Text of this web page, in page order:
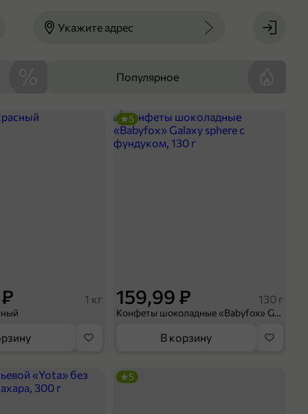
Укажите адрес
Популярное
1 кг 159,99 ₽ 130 г
Конфеты шоколадные «Babyfox» Galaxy sphere с фундуком, 130 г
5
В корзину
5